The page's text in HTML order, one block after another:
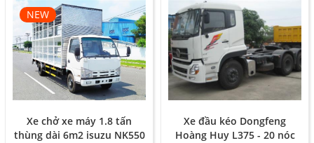
NEW
Xe chở xe máy 1.8 tấn
thùng dài 6m2 isuzu NK550
Xe đầu kéo Dongfeng
Hoàng Huy L375 - 20 nóc